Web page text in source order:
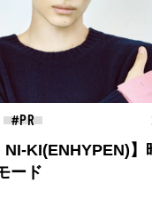
い世界へようこそ
とレイヤードの先に